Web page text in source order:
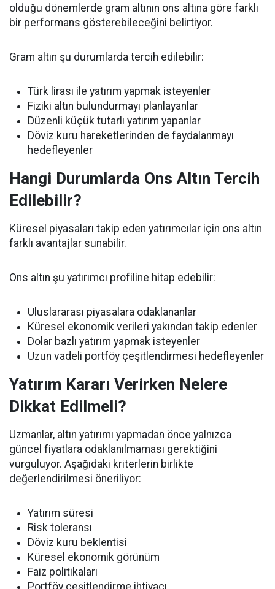
olduğu dönemlerde gram altının ons altına göre farklı
bir performans gösterebileceğini belirtiyor.
Gram altın şu durumlarda tercih edilebilir:
Türk lirası ile yatırım yapmak isteyenler
Fiziki altın bulundurmayı planlayanlar
Düzenli küçük tutarlı yatırım yapanlar
Döviz kuru hareketlerinden de faydalanmayı
hedefleyenler
Hangi Durumlarda Ons Altın Tercih
Edilebilir?
Küresel piyasaları takip eden yatırımcılar için ons altın
farklı avantajlar sunabilir.
Ons altın şu yatırımcı profiline hitap edebilir:
Uluslararası piyasalara odaklananlar
Küresel ekonomik verileri yakından takip edenler
Dolar bazlı yatırım yapmak isteyenler
Uzun vadeli portföy çeşitlendirmesi hedefleyenler
Yatırım Kararı Verirken Nelere
Dikkat Edilmeli?
Uzmanlar, altın yatırımı yapmadan önce yalnızca
güncel fiyatlara odaklanılmaması gerektiğini
vurguluyor. Aşağıdaki kriterlerin birlikte
değerlendirilmesi öneriliyor:
Yatırım süresi
Risk toleransı
Döviz kuru beklentisi
Küresel ekonomik görünüm
Faiz politikaları
Portföy çeşitlendirme ihtiyacı